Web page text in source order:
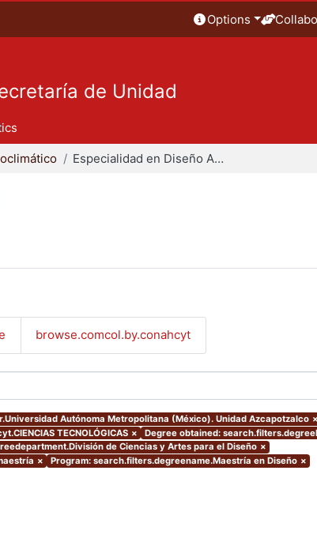
Options
de Unidad
Especialidad en Diseño Ambiental
browse.comcol.by.conahcyt
Autónoma Metropolitana (México). Unidad Azcapotzalco ×
TECNOLÓGICAS × Degree obtained:
de Ciencias y Artes para el Diseño ×
× Program: search.filters.degreename.Maestría en Diseño ×